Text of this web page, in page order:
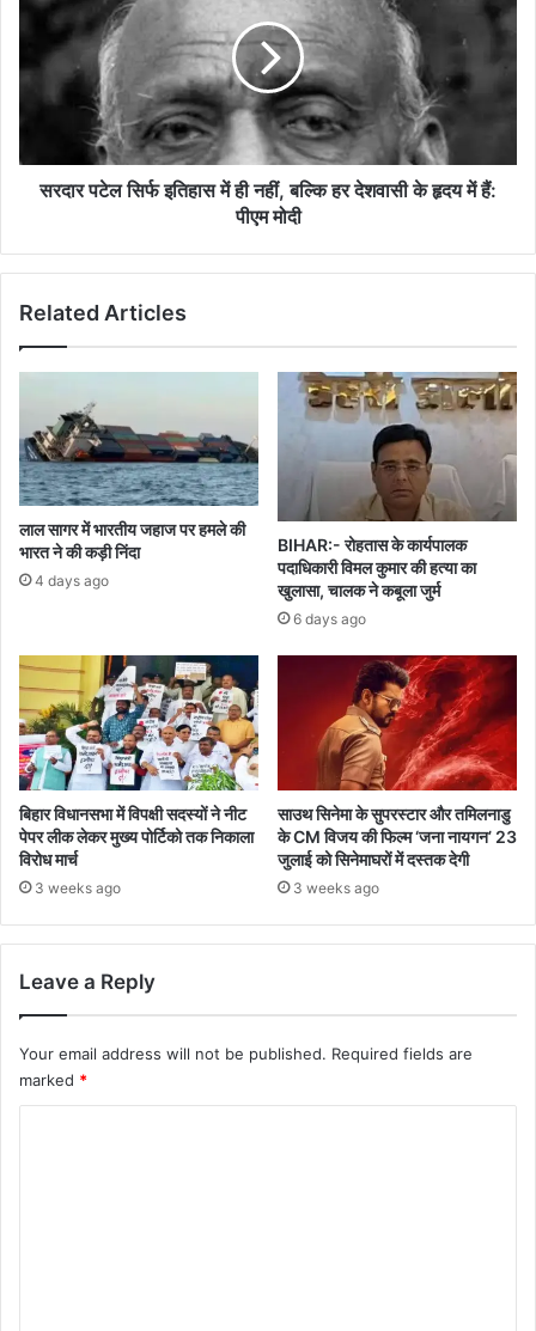
109
मुम्बई
पार
सिर्फ
इतिहास
ही
हर
देशवासी
में
पीएम
सरदार पटेल सिर्फ इतिहास में ही नहीं, बल्कि हर देशवासी के हृदय में हैं:
पीएम मोदी
Related Articles
लाल सागर में भारतीय जहाज पर हमले की
भारत ने की कड़ी निंदा
4 days ago
BIHAR:- रोहतास के कार्यपालक
पदाधिकारी विमल कुमार की हत्या का
खुलासा, चालक ने कबूला जुर्म
6 days ago
बिहार विधानसभा में विपक्षी सदस्यों ने नीट
पेपर लीक लेकर मुख्य पोर्टिको तक निकाला
विरोध मार्च
3 weeks ago
साउथ सिनेमा के सुपरस्टार और तमिलनाडु
के CM विजय की फिल्म ‘जना नायगन’ 23
जुलाई को सिनेमाघरों में दस्तक देगी
3 weeks ago
Leave a Reply
Your email address will not be published. Required fields are
marked *